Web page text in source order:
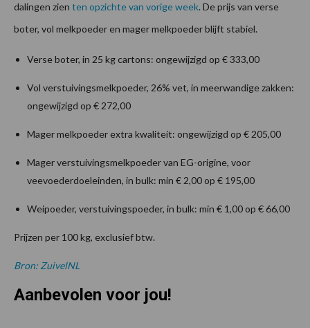
dalingen zien ten opzichte van vorige week. De prijs van verse
boter, vol melkpoeder en mager melkpoeder blijft stabiel.
Verse boter, in 25 kg cartons: ongewijzigd op € 333,00
Vol verstuivingsmelkpoeder, 26% vet, in meerwandige zakken:
ongewijzigd op € 272,00
Mager melkpoeder extra kwaliteit: ongewijzigd op € 205,00
Mager verstuivingsmelkpoeder van EG-origine, voor
veevoederdoeleinden, in bulk: min € 2,00 op € 195,00
Weipoeder, verstuivingspoeder, in bulk: min € 1,00 op € 66,00
Prijzen per 100 kg, exclusief btw.
Bron: ZuivelNL
Aanbevolen voor jou!